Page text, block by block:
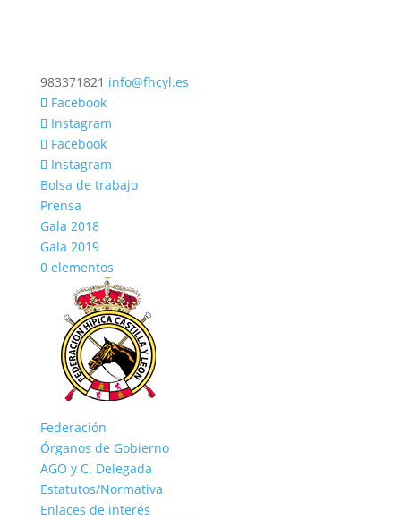
983371821 info@fhcyl.es
Facebook
Instagram
Facebook
Instagram
Bolsa de trabajo
Prensa
Gala 2018
Gala 2019
0 elementos
Federación
Órganos de Gobierno
AGO y C. Delegada
Estatutos/Normativa
Enlaces de interés